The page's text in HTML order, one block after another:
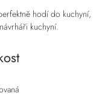
hodí do kuchyní,
kuchyní.